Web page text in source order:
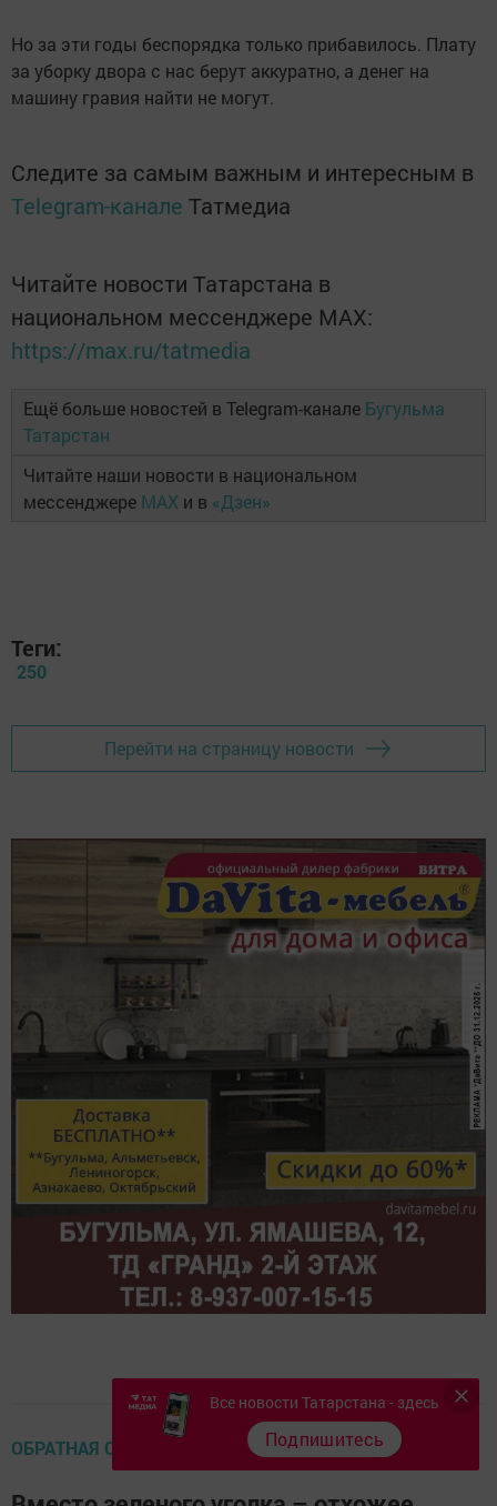
Но за эти годы беспорядка только прибавилось. Плату
за уборку двора с нас берут аккуратно, а денег на
машину гравия найти не могут.
Следите за самым важным и интересным в
Telegram-канале Татмедиа
Читайте новости Татарстана в
национальном мессенджере MАХ:
https://max.ru/tatmedia
Ещё больше новостей в Telegram-канале Бугульма
Татарстан
Читайте наши новости в национальном
мессенджере MAX и в «Дзен»
Теги:
250
Перейти на страницу новости
ОБРАТНАЯ СВЯЗЬ
Все новости Татарстана - здесь
Подпишитесь